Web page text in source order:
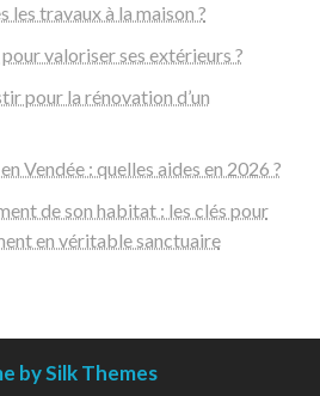
les travaux à la maison ?
valoriser ses extérieurs ?
pour la rénovation d’un
Vendée : quelles aides en 2026 ?
de son habitat : les clés pour
en véritable sanctuaire
by Silk Themes